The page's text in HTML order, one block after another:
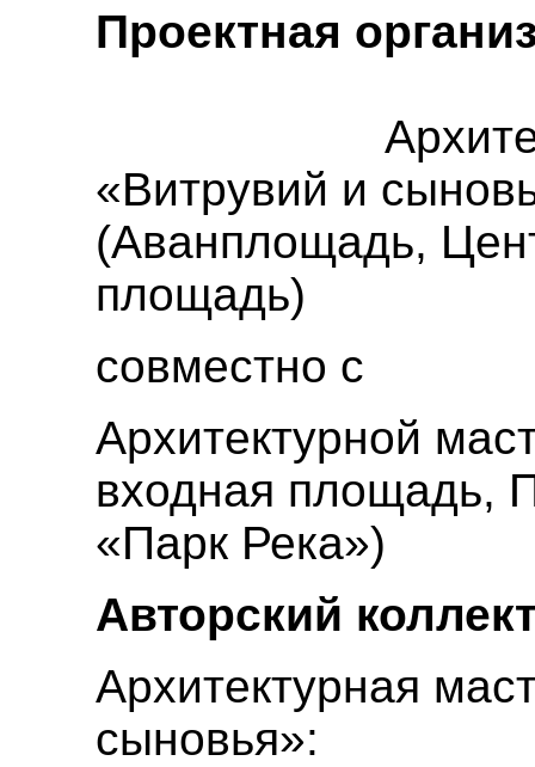
Проектная
«Витрувий и
(Аванплощадь,
площадь)
совместно с
Архитектурной
входная площадь,
«Парк Река»)
Авторский
Архитектурная